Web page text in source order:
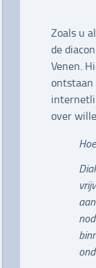
Zoals u
de
Venen.
over